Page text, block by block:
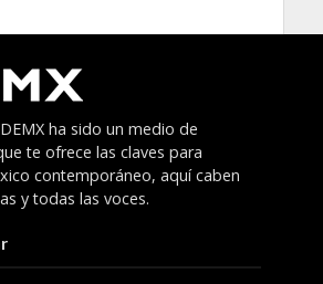
ha sido un medio de
te ofrece las claves para
contemporáneo, aquí caben
y todas las voces.